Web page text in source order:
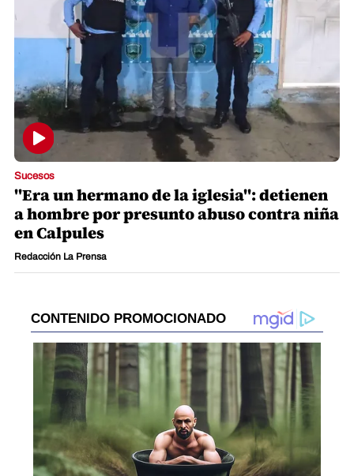
Sucesos
"Era un hermano de la iglesia": detienen
a hombre por presunto abuso contra niña
en Calpules
Redacción La Prensa